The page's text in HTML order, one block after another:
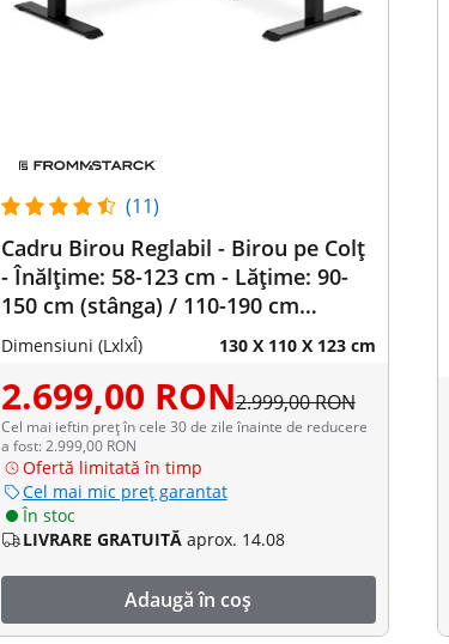
(11)
Cadru Birou Reglabil - Birou pe Colț
- Înălțime: 58-123 cm - Lățime: 90-
150 cm (stânga) / 110-190 cm
(dreapta) - Unghi: 90 ° - 150 kg
Dimensiuni (LxlxÎ) 130 X 110 X 123 cm
2.699,00 RON2.999,00 RON
Cel mai ieftin preț în cele 30 de zile înainte de reducere
a fost: 2.999,00 RON
Ofertă limitată în timp
Cel mai mic preț garantat
În stoc
LIVRARE GRATUITĂ aprox. 14.08
Adaugă în coș